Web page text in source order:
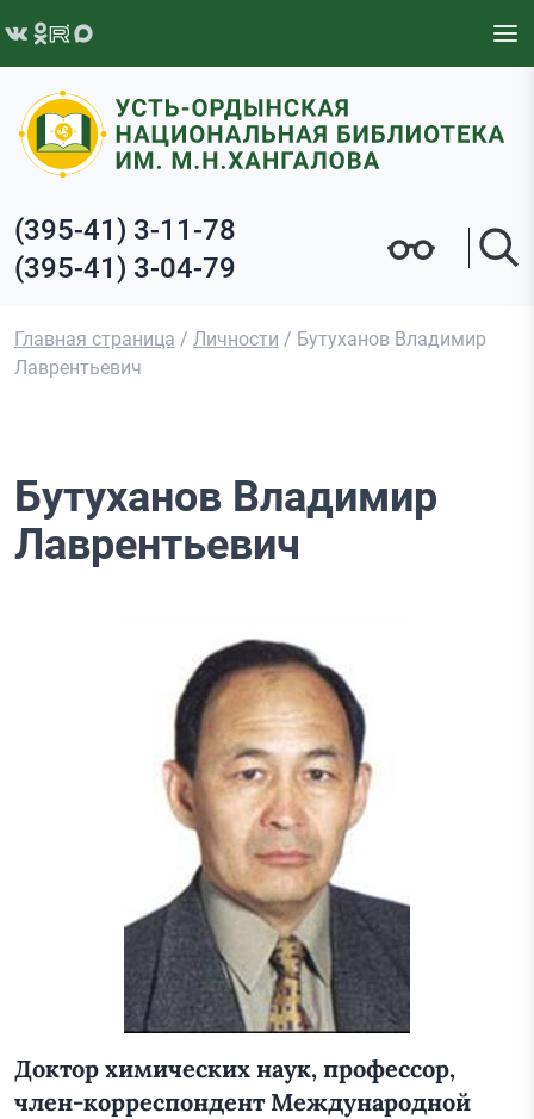
(395-41) 3-11-78
(395-41) 3-04-79
Главная страница / Личности / Бутуханов Владимир
Лаврентьевич
Бутуханов Владимир
Лаврентьевич
Доктор химических наук, профессор,
член-корреспондент Международной